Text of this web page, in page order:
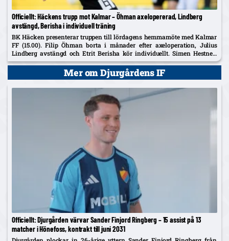
Officiellt: Häckens trupp mot Kalmar – Öhman axelopererad, Lindberg
avstängd, Berisha i individuell träning
BK Häcken presenterar truppen till lördagens hemmamöte med Kalmar
FF (15.00). Filip Öhman borta i månader efter axeloperation, Julius
Lindberg avstängd och Etrit Berisha kör individuellt. Simen Hestnes,
30, hyllas efter hemmadebuten mot AIK.
Mer om Djurgårdens IF
Officiellt: Djurgården värvar Sander Finjord Ringberg – 15 assist på 13
matcher i Hönefoss, kontrakt till juni 2031